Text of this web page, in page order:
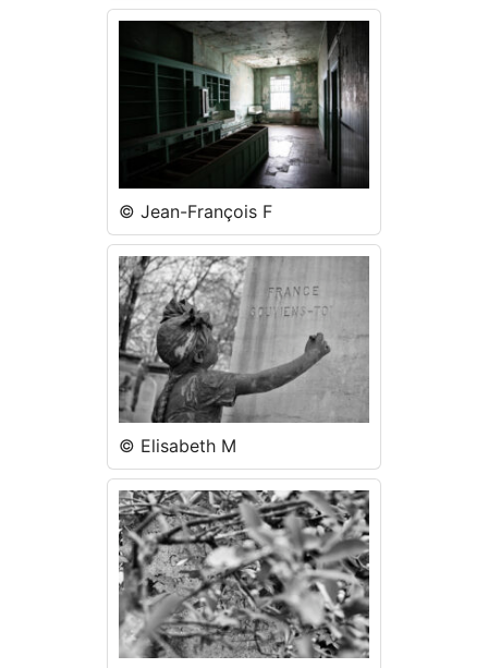
© Jean-François F
© Elisabeth M